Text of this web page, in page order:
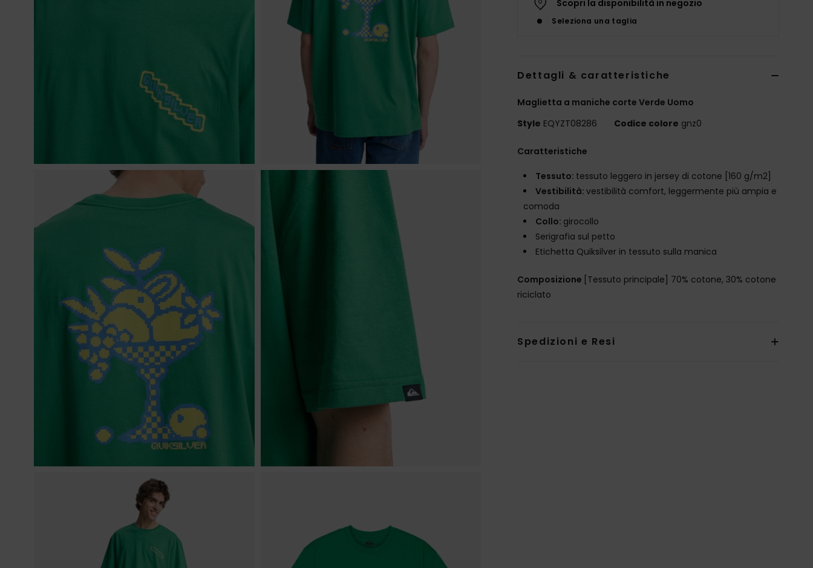
Scopri la disponibilità in negozio
Seleziona una taglia
Dettagli & caratteristiche
Maglietta a maniche corte Verde Uomo
Style EQYZT08286 Codice colore gnz0
Caratteristiche
Tessuto: tessuto leggero in jersey di cotone [160 g/m2]
Vestibilità:vestibilità comfort, leggermente più ampia e
comoda
Collo: girocollo
Serigrafia sul petto
Etichetta Quiksilver in tessuto sulla manica
Composizione [Tessuto principale] 70% cotone, 30% cotone
riciclato
Spedizioni e Resi